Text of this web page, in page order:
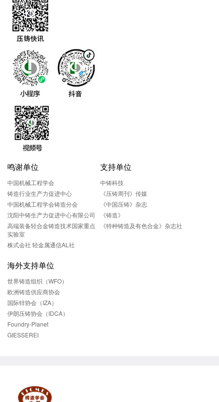
鸣谢单位
中国机械工程学会
铸造行业生产力促进中心
中国机械工程学会铸造分会
沈阳中铸生产力促进中心有限公司
高端装备轻合金铸造技术国家重点
实验室
株式会社 轻金属通信AL社
支持单位
中铸科技
《压铸周刊》传媒
《中国压铸》杂志
《铸造》
《特种铸造及有色合金》杂志社
海外支持单位
世界铸造组织（WFO）
欧洲铸造供应商协会
国际锌协会（IZA）
伊朗压铸协会（IDCA）
Foundry-Planet
GIESSEREI